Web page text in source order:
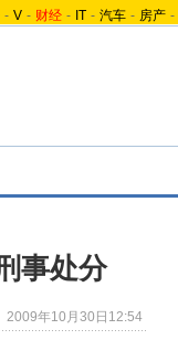
- V - 财经 - IT - 汽车 - 房产 -
事处分
2009年10月30日12:54